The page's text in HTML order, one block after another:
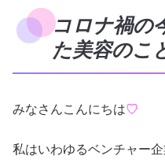
コロナ禍の
た美容のこ
みなさんこんにちは♡
私はいわゆるベンチャー